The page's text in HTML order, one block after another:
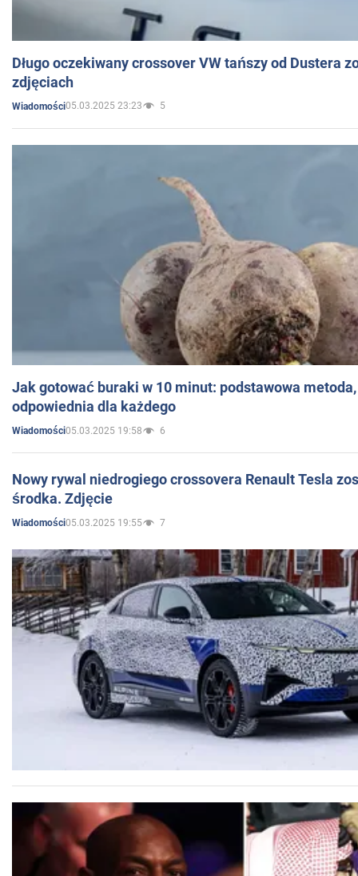
Długo oczekiwany crossover VW tańszy od Dustera
zdjęciach
Wiadomości05.03.2025 23:23 5
Jak gotować buraki w 10 minut: podstawowa
odpowiednia dla każdego
Wiadomości05.03.2025 19:58 6
Nowy rywal niedrogiego crossovera Renault Tesla
środka. Zdjęcie
Wiadomości05.03.2025 19:55 7